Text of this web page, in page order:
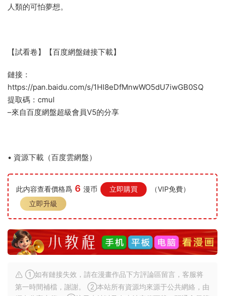
人類的可怕夢想。
【試看卷】【百度網盤鏈接下載】
鏈接：
https://pan.baidu.com/s/1HI8eDfMnwWO5dU7iwGB0SQ
提取碼：cmul
–來自百度網盤超級會員V5的分享
• 資源下載（百度雲網盤）
此内容查看價格爲 6 漫币 立即購買
（VIP免費）
立即升級
①如有鏈接失效，請在漫畫作品下方評論區留言，客服将
第一時間補檔，謝謝。 ②本站所有資源均來源于公共網絡，由